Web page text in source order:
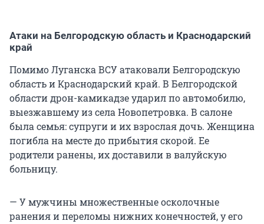
Атаки на Белгородскую область и Краснодарский
край
Помимо Луганска ВСУ атаковали Белгородскую
область и Краснодарский край. В Белгородской
области дрон-камикадзе ударил по автомобилю,
выезжавшему из села Новопетровка. В салоне
была семья: супруги и их взрослая дочь. Женщина
погибла на месте до прибытия скорой. Ее
родители ранены, их доставили в валуйскую
больницу.
— У мужчины множественные осколочные
ранения и переломы нижних конечностей, у его